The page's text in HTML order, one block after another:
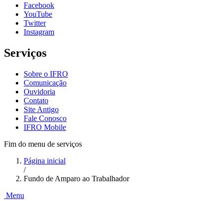
Facebook
YouTube
Twitter
Instagram
Serviços
Sobre o IFRO
Comunicação
Ouvidoria
Contato
Site Antigo
Fale Conosco
IFRO Mobile
Fim do menu de serviços
Página inicial
/
Fundo de Amparo ao Trabalhador
Menu